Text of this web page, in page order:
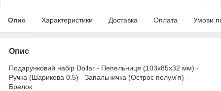
Опис Характеристики Доставка Оплата Умови
Опис
Подарунковий набір Dollar - Пепельниця (103х85х32 мм) -
Ручка (Шарикова 0.5) - Запальничка (Остроє полум'я) -
Брелок